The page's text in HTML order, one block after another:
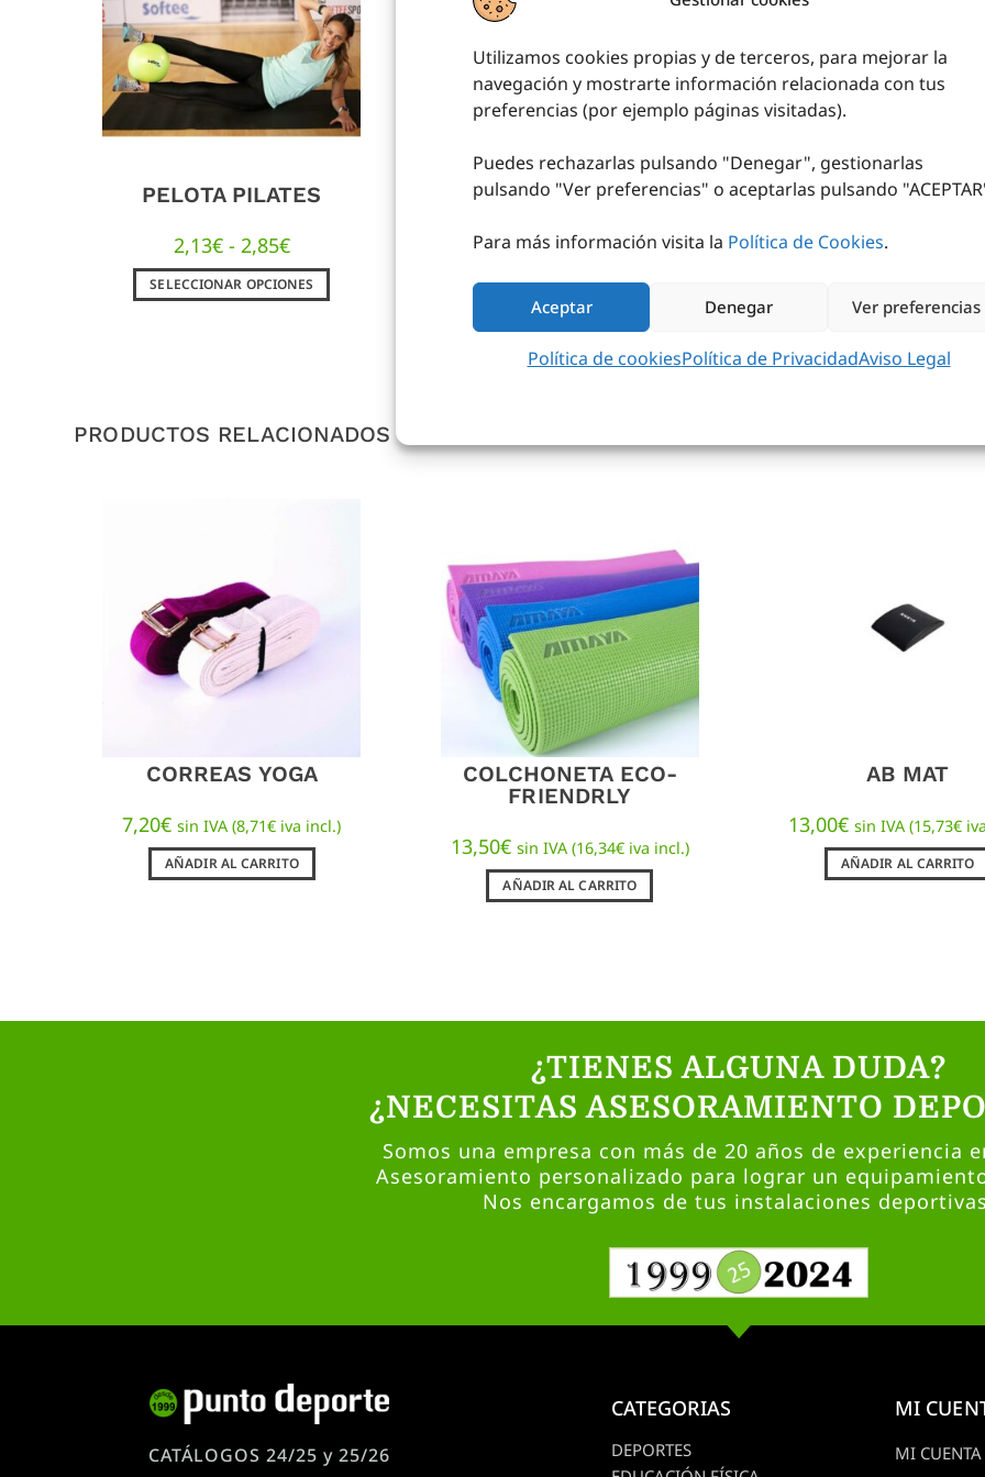
Utilizamos cookies propias y de terceros, para mejorar la
navegación y mostrarte información relacionada con tus
preferencias (por ejemplo páginas visitadas).
Puedes rechazarlas pulsando "Denegar", gestionarlas
pulsando "Ver preferencias" o aceptarlas pulsando
Para más información visita la Política de Cookies.
Aceptar Denegar Ver preferencias
Política de cookiesPolítica de PrivacidadAviso Legal
PELOTA PILATES
2,13€ - 2,85€
SELECCIONAR OPCIONES
PELOTA SOFT GYM
4,25€ sin IVA (5,14€iva incl.)
AÑADIR AL CARRITO
PRODUCTOS RELACIONADOS
CORREAS YOGA
7,20€ sin IVA (8,71€ iva incl.)
AÑADIR AL CARRITO
COLCHONETA ECO-
FRIENDRLY
13,50€ sin IVA (16,34€iva incl.)
AÑADIR AL CARRITO
AB MAT
13,00€ sin IVA (15,73€
AÑADIR AL CARRITO
¿TIENES ALGUNA DUDA?
¿NECESITAS ASESORAMIENTO
Somos una empresa con más de 20 años de experiencia
Asesoramiento personalizado para lograr un
Nos encargamos de tus instalaciones
CATÁLOGOS 24/25 y 25/26
CATEGORIAS
DEPORTES
MI
MI CUENTA